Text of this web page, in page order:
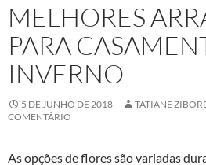
MELHORES
PARA
INVERNO
5 DE JUNHO DE 2018 TATIANE
COMENTÁRIO
As opções de flores são variadas